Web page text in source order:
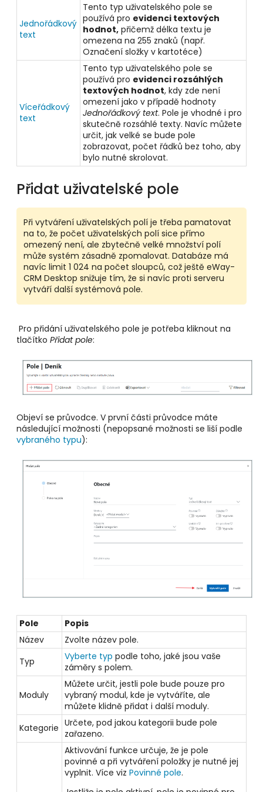
Jednořádkový
text
Tento typ uživatelského pole se
používá pro evidenci textových
hodnot, přičemž délka textu je
omezena na 255 znaků (např.
Označení složky v kartotéce)
Víceřádkový
text
Tento typ uživatelského pole se
používá pro evidenci rozsáhlých
textových hodnot, kdy zde není
omezení jako v případě hodnoty
Jednořádkový text. Pole je vhodné i pro
skutečně rozsáhlé texty. Navíc můžete
určit, jak velké se bude pole
zobrazovat, počet řádků bez toho, aby
bylo nutné skrolovat.
Přidat uživatelské pole
Při vytváření uživatelských polí je třeba pamatovat
na to, že počet uživatelských polí sice přímo
omezený není, ale zbytečně velké množství polí
může systém zásadně zpomalovat. Databáze má
navíc limit 1 024 na počet sloupců, což ještě eWay-
CRM Desktop snižuje tím, že si navíc proti serveru
vytváří další systémová pole.
Pro přidání uživatelského pole je potřeba kliknout na
tlačítko Přidat pole:
Objeví se průvodce. V první části průvodce máte
následující možnosti (nepopsané možnosti se liší podle
vybraného typu):
Pole
Popis
Název
Zvolte název pole.
Typ
Vyberte typ podle toho, jaké jsou vaše
záměry s polem.
Moduly
Můžete určit, jestli pole bude pouze pro
vybraný modul, kde je vytváříte, ale
můžete klidně přidat i další moduly.
Kategorie Určete, pod jakou kategorii bude pole
zařazeno.
Aktivování funkce určuje, že je pole
povinné a při vytváření položky je nutné jej
vyplnit. Více vizPovinné pole.